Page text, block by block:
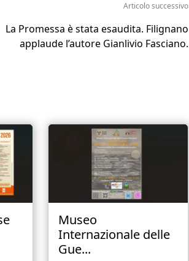
Articolo successivo
La Promessa è stata esaudita. Filignano
applaude l’autore Gianlivio Fasciano.
Museo
Internazionale delle
Gue...